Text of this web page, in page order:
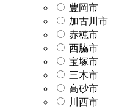
豊岡市
加古川市
赤穂市
西脇市
宝塚市
三木市
高砂市
川西市